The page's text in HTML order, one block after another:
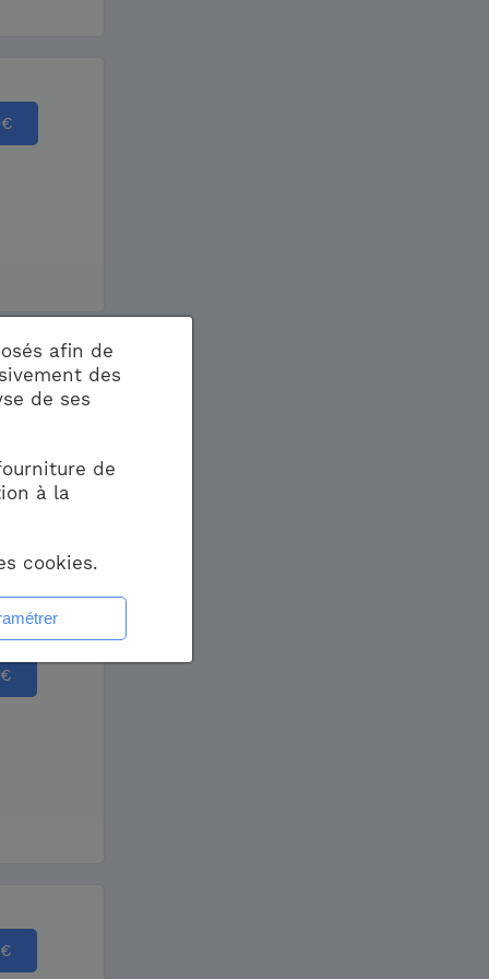
€
€
€
€
afin de
des
de ses
de
à la
cookies.